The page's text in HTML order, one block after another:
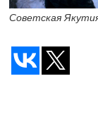
Советская